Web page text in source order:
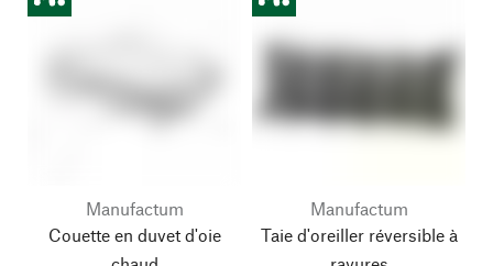
Manufactum
Couette en duvet d'oie
Manufactum
Taie d'oreiller réversible à